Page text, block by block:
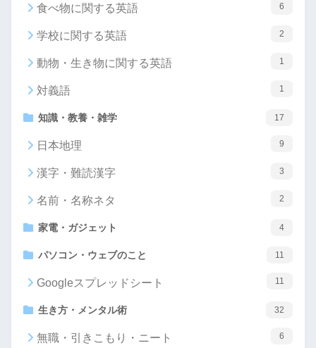
食べ物に関する英語 6
学校に関する英語 2
動物・生き物に関する英語 1
対義語 1
知識・教養・雑学 17
日本地理 9
漢字・難読漢字 3
名前・名称ネタ 2
家電・ガジェット 4
パソコン・ウェブのこと 11
Googleスプレッドシート 11
生き方・メンタル術 32
無職・引きこもり・ニート 6